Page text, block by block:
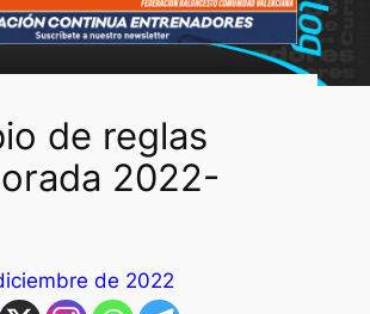
de reglas
2022-
de 2022